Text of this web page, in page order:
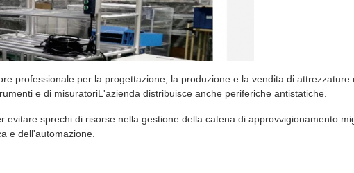
professionale per la progettazione, la produzione e la vendita di
e di misuratoriL'azienda distribuisce anche periferiche antistatiche.
evitare sprechi di risorse nella gestione della catena di
e dell'automazione.